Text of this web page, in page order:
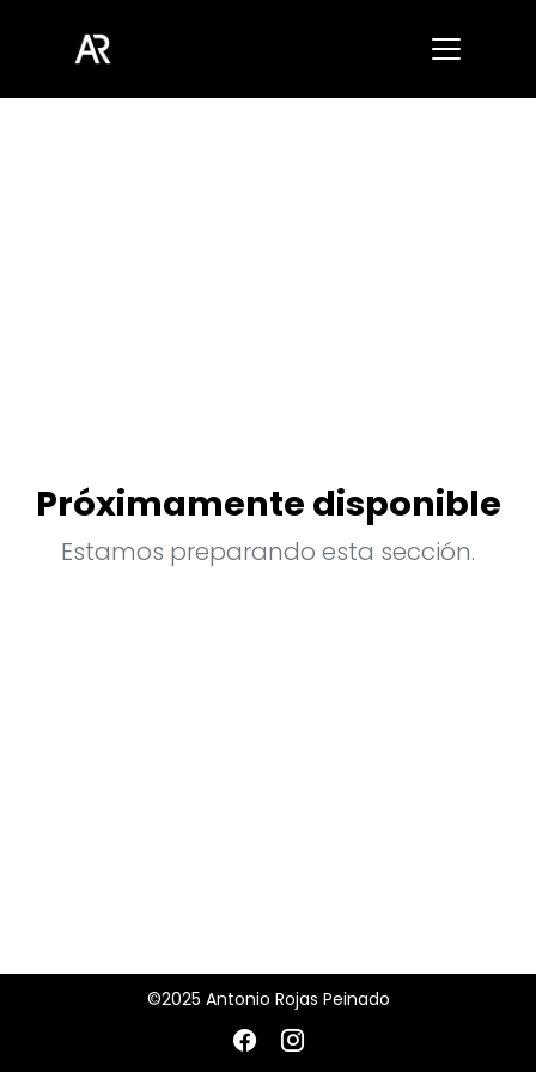
Próximamente disponible
Estamos preparando esta sección.
©2025 Antonio Rojas Peinado